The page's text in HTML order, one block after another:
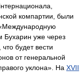
компартии, были
Бухарин уже через
будет вести
от генеральной
уклона». На XVII